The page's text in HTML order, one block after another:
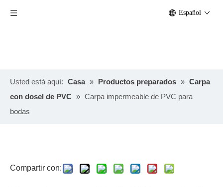
Español
Usted está aquí: Casa » Productos preparados » Carpa
con dosel de PVC » Carpa impermeable de PVC para
bodas
Compartir con: